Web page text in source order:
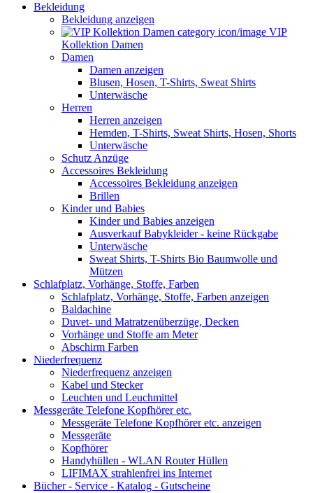
Bekleidung
Bekleidung anzeigen
VIP
Kollektion Damen
Damen
Damen anzeigen
Blusen, Hosen, T-Shirts, Sweat Shirts
Unterwäsche
Herren
Herren anzeigen
Hemden, T-Shirts, Sweat Shirts, Hosen, Shorts
Unterwäsche
Schutz Anzüge
Accessoires Bekleidung
Accessoires Bekleidung anzeigen
Brillen
Kinder und Babies
Kinder und Babies anzeigen
Ausverkauf Babykleider - keine Rückgabe
Unterwäsche
Sweat Shirts, T-Shirts Bio Baumwolle und
Mützen
Schlafplatz, Vorhänge, Stoffe, Farben
Schlafplatz, Vorhänge, Stoffe, Farben anzeigen
Baldachine
Duvet- und Matratzenüberzüge, Decken
Vorhänge und Stoffe am Meter
Abschirm Farben
Niederfrequenz
Niederfrequenz anzeigen
Kabel und Stecker
Leuchten und Leuchmittel
Messgeräte Telefone Kopfhörer etc.
Messgeräte Telefone Kopfhörer etc. anzeigen
Messgeräte
Kopfhörer
Handyhüllen - WLAN Router Hüllen
LIFIMAX strahlenfrei ins Internet
Bücher - Service - Katalog - Gutscheine